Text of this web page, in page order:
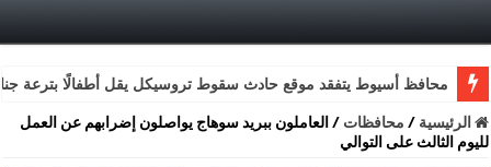
محافظ أسيوط يتفقد موقع حادث سقوط تروسيكل يقل أطفالًا بترعة
الرئيسية / محافظات /العاملون ببريد سوهاج يواصلون إضرابهم عن العمل
لليوم الثالث على التوالي